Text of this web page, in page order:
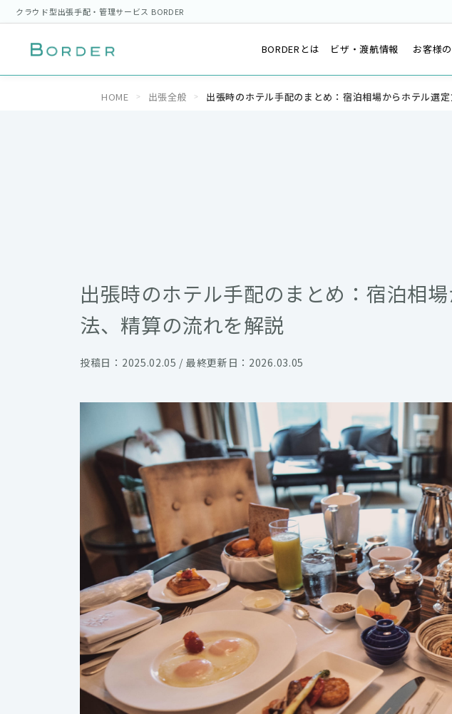
クラウド型出張手配・管理サービス BORDER
BORDERとは ビザ・渡航情報 お客様
HOME 出張全般 出張時のホテル手配のまとめ：宿泊相場からホテル選
出張時のホテル手配のまとめ：宿泊相
法、精算の流れを解説
投稿日：2025.02.05 / 最終更新日：2026.03.05